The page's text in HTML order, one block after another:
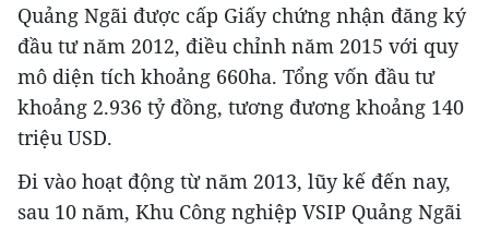
Quảng Ngãi được cấp Giấy chứng nhận đăng ký
đầu tư năm 2012, điều chỉnh năm 2015 với quy
mô diện tích khoảng 660ha. Tổng vốn đầu tư
khoảng 2.936 tỷ đồng, tương đương khoảng 140
triệu USD.
Đi vào hoạt động từ năm 2013, lũy kế đến nay,
sau 10 năm, Khu Công nghiệp VSIP Quảng Ngãi